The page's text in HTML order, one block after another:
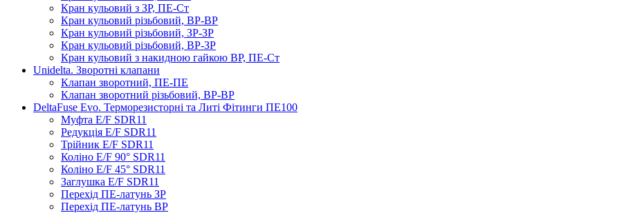
Кран кульовий з ЗР, ПЕ-Ст
Кран кульовий різьбовий, ВР-ВР
Кран кульовий різьбовий, ЗР-ЗР
Кран кульовий різьбовий, ВР-ЗР
Кран кульовий з накидною гайкою ВР, ПЕ-Ст
Unidelta. Зворотні клапани
Клапан зворотний, ПЕ-ПЕ
Клапан зворотний різьбовий, ВР-ВР
DeltaFuse Evo. Терморезисторні та Литі Фітинги ПЕ100
Муфта E/F SDR11
Редукція E/F SDR11
Трійник E/F SDR11
Коліно E/F 90° SDR11
Коліно E/F 45° SDR11
Заглушка E/F SDR11
Перехід ПЕ-латунь ЗР
Перехід ПЕ-латунь ВР